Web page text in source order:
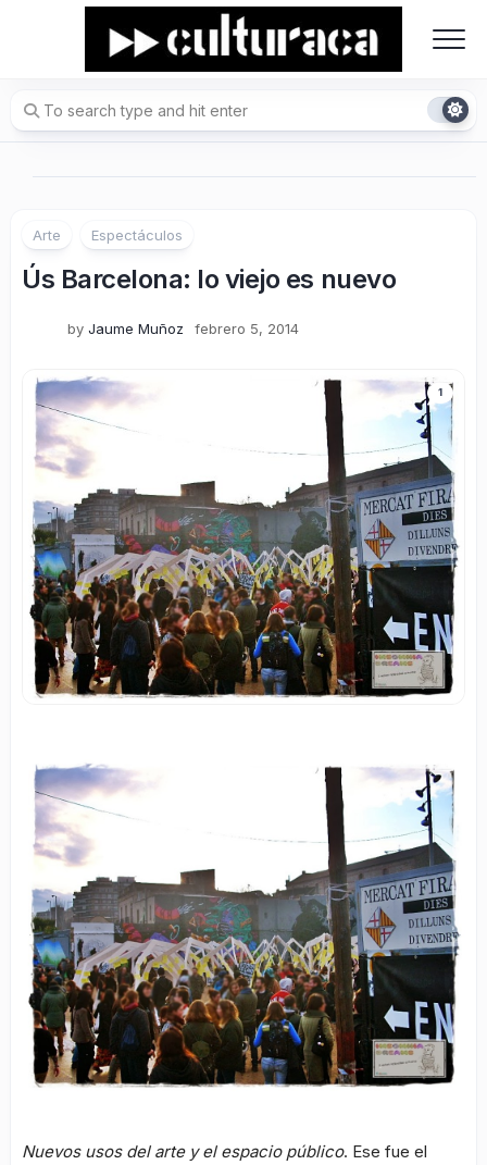
Arte Espectáculos
Ús Barcelona: lo viejo es nuevo
by Jaume Muñoz febrero 5, 2014
1
Nuevos usos del arte y el espacio público. Ese fue el